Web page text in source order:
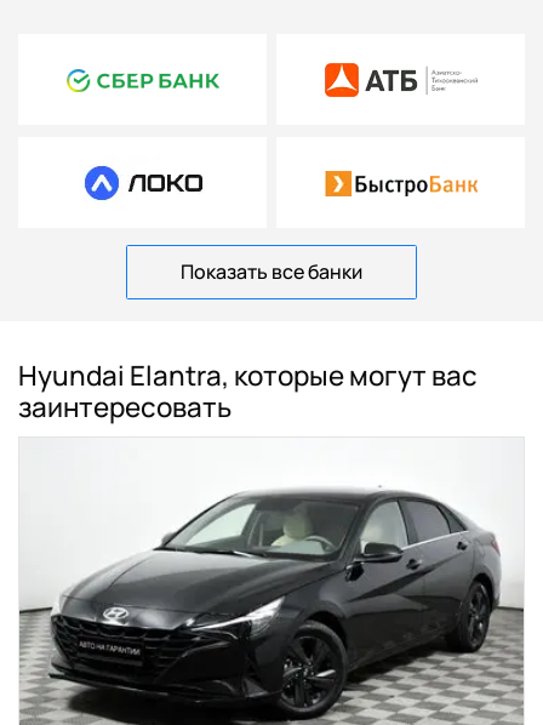
Показать все банки
Hyundai Elantra, которые могут вас
заинтересовать